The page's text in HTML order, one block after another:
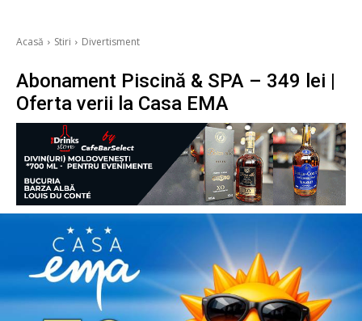
Acasă Stiri Divertisment
Abonament Piscină & SPA – 349 lei |
Oferta verii la Casa EMA